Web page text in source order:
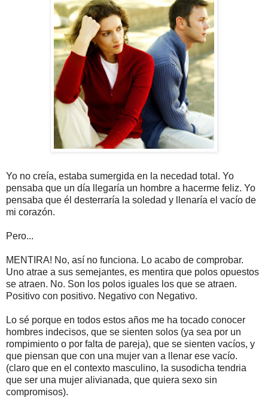
Yo no creía, estaba sumergida en la necedad total. Yo
pensaba que un día llegaría un hombre a hacerme feliz. Yo
pensaba que él desterraría la soledad y llenaría el vacío de
mi corazón.
Pero...
MENTIRA! No, así no funciona. Lo acabo de comprobar.
Uno atrae a sus semejantes, es mentira que polos opuestos
se atraen. No. Son los polos iguales los que se atraen.
Positivo con positivo. Negativo con Negativo.
Lo sé porque en todos estos años me ha tocado conocer
hombres indecisos, que se sienten solos (ya sea por un
rompimiento o por falta de pareja), que se sienten vacíos, y
que piensan que con una mujer van a llenar ese vacío.
(claro que en el contexto masculino, la susodicha tendria
que ser una mujer alivianada, que quiera sexo sin
compromisos).